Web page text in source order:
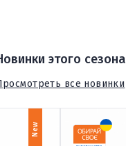
этого сезона
все новинки
New